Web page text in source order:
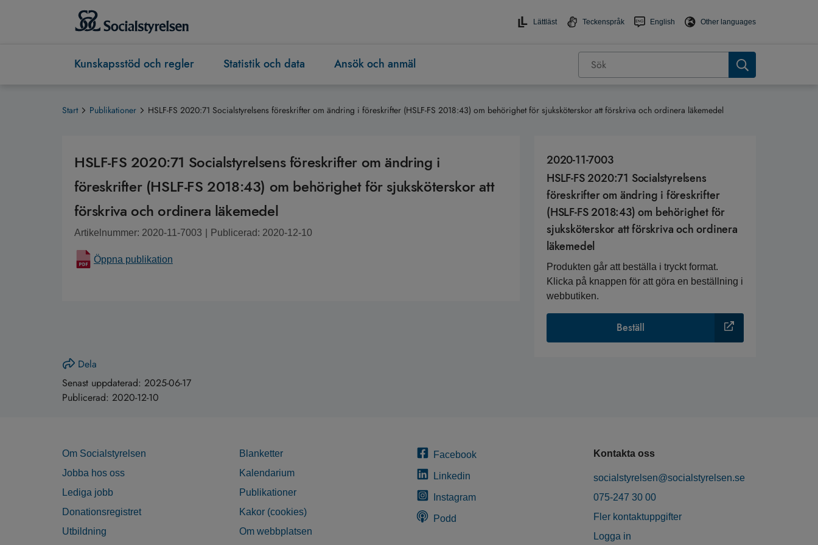
Lättläst Teckenspråk English Other languages
Kunskapsstöd och regler Statistik och data Ansök och anmäl
Start Publikationer HSLF-FS 2020:71 Socialstyrelsens föreskrifter om ändring i föreskrifter (HSLF-FS 2018:43) om behörighet för sjuksköterskor att förskriva och ordinera läkemedel
HSLF-FS 2020:71 Socialstyrelsens föreskrifter om ändring i
föreskrifter (HSLF-FS 2018:43) om behörighet för sjuksköterskor att
förskriva och ordinera läkemedel
Artikelnummer: 2020-11-7003 Publicerad: 2020-12-10
Öppna publikation
2020-11-7003
HSLF-FS 2020:71 Socialstyrelsens
föreskrifter om ändring i föreskrifter
(HSLF-FS 2018:43) om behörighet för
sjuksköterskor att förskriva och ordinera
läkemedel
Produkten går att beställa i tryckt format.
Klicka på knappen för att göra en beställning i
webbutiken.
Beställ
Dela
Senast uppdaterad: 2025-06-17
Publicerad: 2020-12-10
Om Socialstyrelsen
Jobba hos oss
Lediga jobb
Donationsregistret
Utbildning
Blanketter
Kalendarium
Publikationer
Kakor (cookies)
Om webbplatsen
Facebook
Linkedin
Instagram
Podd
Kontakta oss
socialstyrelsen@socialstyrelsen.se
075-247 30 00
Fler kontaktuppgifter
Logga in